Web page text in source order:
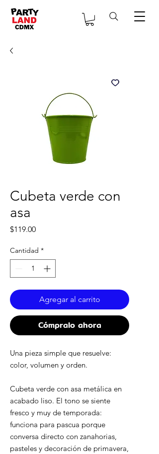
Cubeta verde con
asa
$119.00Precio
Cantidad *
Agregar al carrito
Cómpralo ahora
Una pieza simple que resuelve:
color, volumen y orden.
Cubeta verde con asa metálica en
acabado liso. El tono se siente
fresco y muy de temporada:
funciona para pascua porque
conversa directo con zanahorias,
pasteles y decoración de primavera,